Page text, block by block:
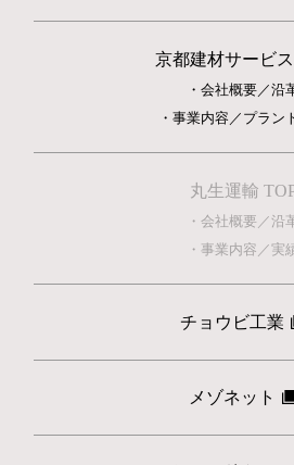
京都建材サービ
・会社概要／沿
・事業内容／プラン
丸生運輸
・会社概要／沿
・事業内容／実
チョウビ工業
メゾネット